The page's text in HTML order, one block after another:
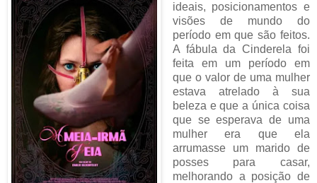
ideais, posicionamentos e
visões de mundo do
período em que são feitos.
A fábula da Cinderela foi
feita em um período em
que o valor de uma mulher
estava atrelado à sua
beleza e que a única coisa
que se esperava de uma
mulher era que ela
arrumasse um marido de
posses para casar,
melhorando a posição de